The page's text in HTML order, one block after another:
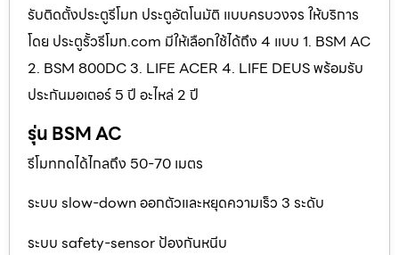
รับติดตั้งประตูรีโมท ประตูอัตโนมัติ แบบครบวงจร ให้บริการ
โดย ประตูรั้วรีโมท.com มีให้เลือกใช้ได้ถึง 4 แบบ 1. BSM AC
2. BSM 800DC 3. LIFE ACER 4. LIFE DEUS พร้อมรับ
ประกันมอเตอร์ 5 ปี อะไหล่ 2 ปี
รุ่น BSM AC
รีโมทกดได้ไกลถึง 50-70 เมตร
ระบบ slow-down ออกตัวและหยุดความเร็ว 3 ระดับ
ระบบ safety-sensor ป้องกันหนีบ